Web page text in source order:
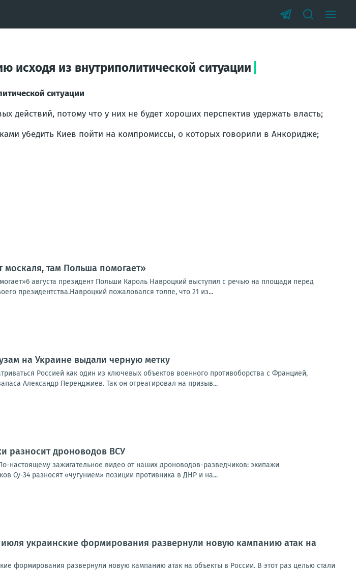
исходя из внутриполитической ситуации
ситуации
потому что у них не будет хороших перспектив удержать власть;
убедить Киев пойти на компромиссы, о которых говорили в Анкоридже;
там Польша помогает»
августа президент Польши Кароль Навроцкий выступил с речью на площади перед
президентства.Навроцкий пожаловался толпе, что 21 из...
на Украине выдали черную метку
Россией как один из ключевых объектов военного противоборства с Францией,
Александр Перенджиев. Так он отреагировал на призыв...
разносит дроноводов ВСУ
настоящему зажигательное видео от наших дроноводов-разведчиков: экипажи
Су-34 разносят «чугунием» позиции противника в ДНР и на...
украинские формирования развернули новую кампанию атак на
формирования развернули новую кампанию атак на объекты в России. В этот раз целью стали